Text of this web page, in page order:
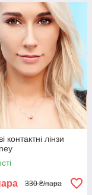
контактні лінзи
330 ₴/пара